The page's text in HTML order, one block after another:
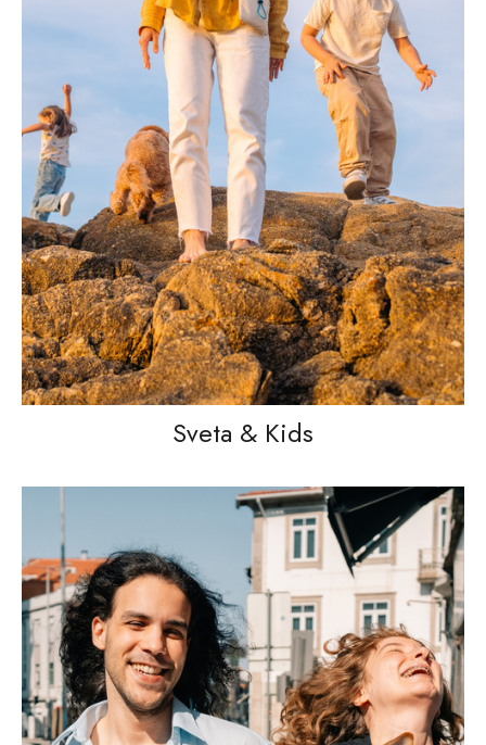
Sveta & Kids